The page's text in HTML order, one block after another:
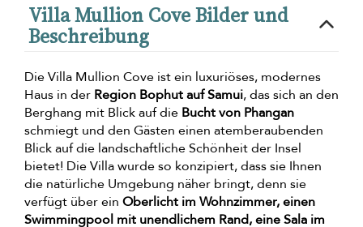
Villa Mullion Cove Bilder und
Beschreibung
Die Villa Mullion Cove ist ein luxuriöses, modernes
Haus in der Region Bophut auf Samui, das sich an den
Berghang mit Blick auf die Bucht von Phangan
schmiegt und den Gästen einen atemberaubenden
Blick auf die landschaftliche Schönheit der Insel
bietet! Die Villa wurde so konzipiert, dass sie Ihnen
die natürliche Umgebung näher bringt, denn sie
verfügt über ein Oberlicht im Wohnzimmer, einen
Swimmingpool mit unendlichem Rand, eine Sala im